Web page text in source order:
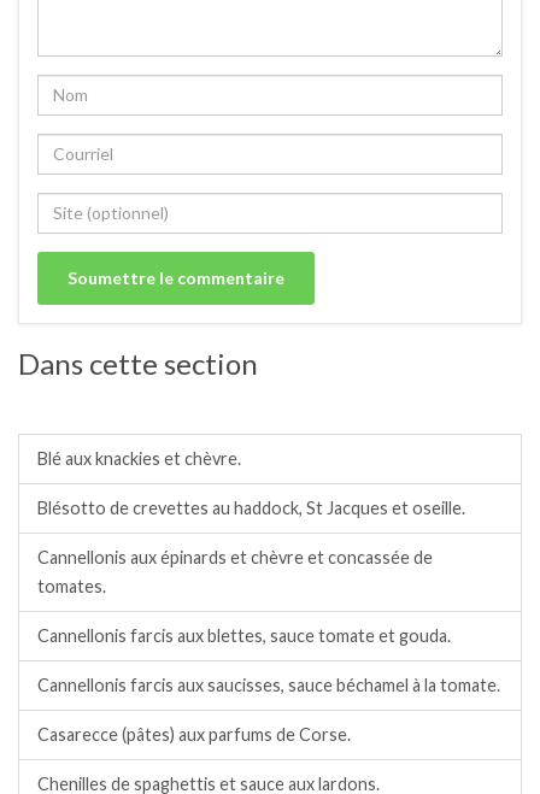
Dans cette section
Blé aux knackies et chèvre.
Blésotto de crevettes au haddock, St Jacques et oseille.
Cannellonis aux épinards et chèvre et concassée de
tomates.
Cannellonis farcis aux blettes, sauce tomate et gouda.
Cannellonis farcis aux saucisses, sauce béchamel à la tomate.
Casarecce (pâtes) aux parfums de Corse.
Chenilles de spaghettis et sauce aux lardons.